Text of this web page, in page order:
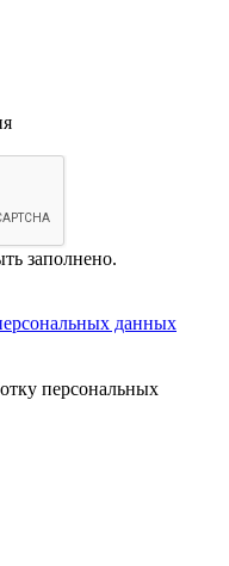
заполнено.
данных
персональных